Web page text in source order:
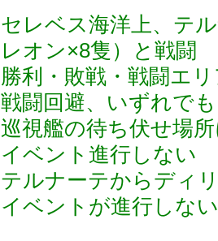
セレベス海洋上、テ
レオン×8隻）と戦闘
勝利・敗戦・戦闘エ
戦闘回避、いずれで
巡視艦の待ち伏せ場
イベント進行しない
テルナーテからディ
イベントが進行しな